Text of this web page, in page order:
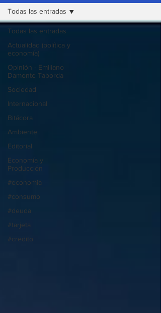
Todas las entradas
Actualidad (política y
economía)
Opinión - Emiliano
Damonte Taborda
Sociedad
Internacional
Bitácora
Ambiente
Editorial
Economía y
Producción
#economia
#consumo
#deuda
#tarjeta
#credito
Todas las entradas